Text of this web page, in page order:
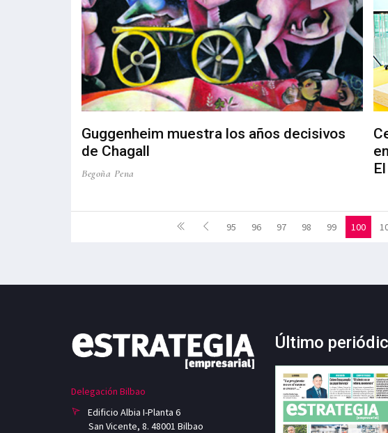
Guggenheim muestra los años decisivos
de Chagall
Begoña Pena
95 96 97 98 99 100
Delegación Bilbao
Edificio Albia I-Planta 6
San Vicente, 8. 48001 Bilbao
Último